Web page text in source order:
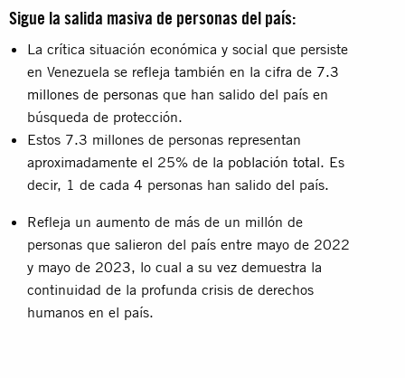
Sigue la salida masiva de personas del país:
La crítica situación económica y social que persiste
en Venezuela se refleja también en la cifra de 7.3
millones de personas que han salido del país en
búsqueda de protección.
Estos 7.3 millones de personas representan
aproximadamente el 25% de la población total. Es
decir, 1 de cada 4 personas han salido del país.
Refleja un aumento de más de un millón de
personas que salieron del país entre mayo de 2022
y mayo de 2023, lo cual a su vez demuestra la
continuidad de la profunda crisis de derechos
humanos en el país.